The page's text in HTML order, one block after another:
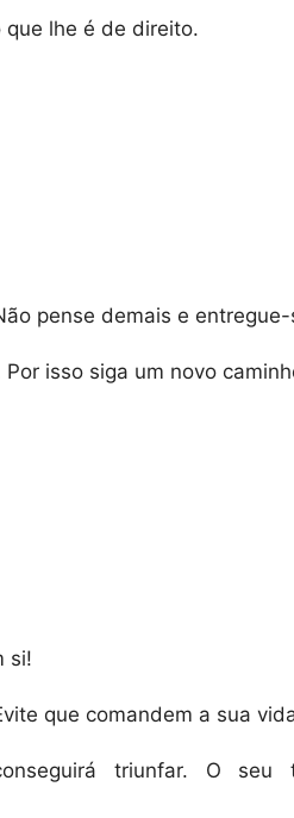
lhe é de direito.
pense demais e entregue-
isso siga um novo
si!
que comandem a sua
triunfar. O seu